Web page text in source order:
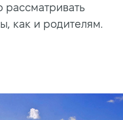
рассматривать
как и родителям.